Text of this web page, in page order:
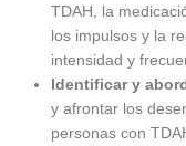
TDAH, la
los impulsos y la
intensidad y
Identificar y
y afrontar los
personas con